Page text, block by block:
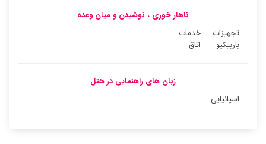
ناهار خوری ، نوشیدن و میان وعده
تجهیزات
باربیکیو
خدمات
اتاق
زبان های راهنمایی در هتل
اسپانیایی